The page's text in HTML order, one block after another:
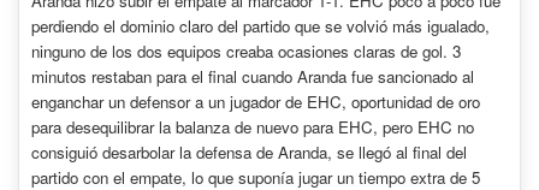
perdiendo el dominio claro del partido que se volvió más igualado,
ninguno de los dos equipos creaba ocasiones claras de gol. 3
minutos restaban para el final cuando Aranda fue sancionado al
enganchar un defensor a un jugador de EHC, oportunidad de oro
para desequilibrar la balanza de nuevo para EHC, pero EHC no
consiguió desarbolar la defensa de Aranda, se llegó al final del
partido con el empate, lo que suponía jugar un tiempo extra de 5